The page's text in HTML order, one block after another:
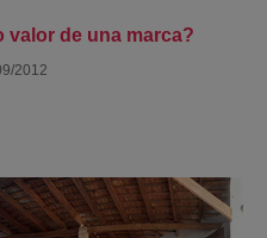
valor de una marca?
2012